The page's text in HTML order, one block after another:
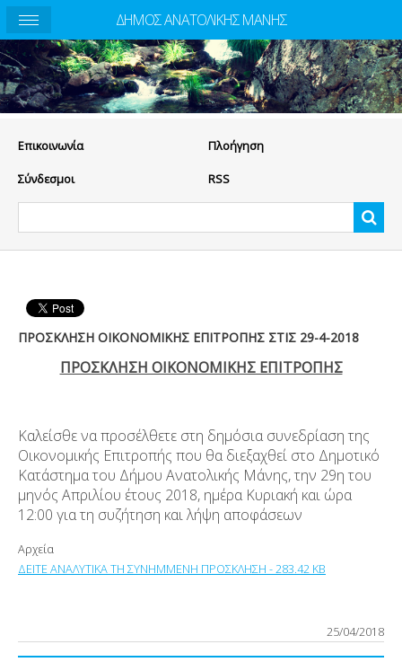
Eπικοινωνία Πλοήγηση
Σύνδεσμοι RSS
ΠΡΟΣΚΛΗΣΗ ΟΙΚΟΝΟΜΙΚΗΣ ΕΠΙΤΡΟΠΗΣ ΣΤΙΣ 29-4-2018
ΠΡΟΣΚΛΗΣΗ ΟΙΚΟΝΟΜΙΚΗΣ ΕΠΙΤΡΟΠΗΣ
Καλείσθε να προσέλθετε στη δημόσια συνεδρίαση της
Οικονομικής Επιτροπής που θα διεξαχθεί στο Δημοτικό
Κατάστημα του Δήμου Ανατολικής Μάνης, την 29η του
μηνός Απριλίου έτους 2018, ημέρα Κυριακή και ώρα
12:00 για τη συζήτηση και λήψη αποφάσεων
Αρχεία
ΔΕΙΤΕ ΑΝΑΛΥΤΙΚΑ ΤΗ ΣΥΝΗΜΜΕΝΗ ΠΡΟΣΚΛΗΣΗ - 283.42 KB
25/04/2018
ΔΗΜΟΣ ΑΝΑΤΟΛΙΚΗΣ ΜΑΝΗΣ